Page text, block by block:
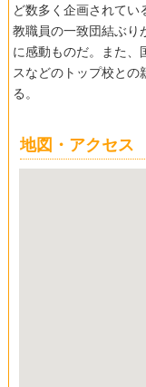
ど数多く企画されてい
教職員の一致団結ぶり
に感動ものだ。また、
スなどのトップ校と
る。
地図・アクセス